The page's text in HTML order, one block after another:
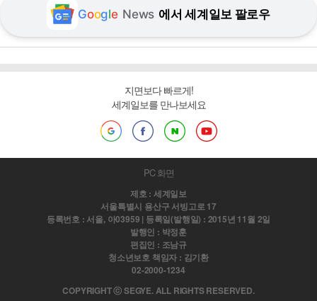
Google News 에서 세계일보 팔로우
지면보다 빠르게!
세계일보를 만나보세요
PC 화면
제호 : 세계일보
서울특별시 용산구 서빙고로 17
등록번호 : 서울, 아03959 | 등록일(발행일) : 2015년 11월 2일
발행인 : 박정훈
편집인 : 조남규
청소년보호 책임자 : 김기환
02-2000-1234
COPYRIGHT ⓒ SEGYE. ALL RIGHTS RESERVED.